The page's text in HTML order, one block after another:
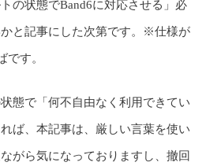
の状態でBand6に対応させる」必
と記事にした次第です。※仕様が
です。
態で「何不自由なく利用できてい
ば、本記事は、厳しい言葉を使い
がら気になっておりますし、撤回